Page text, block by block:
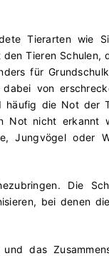
Tierarten wie
Tieren Schulen,
für
von
häufig die Not der
Not nicht erkannt
Jungvögel oder
Die
bei denen
das